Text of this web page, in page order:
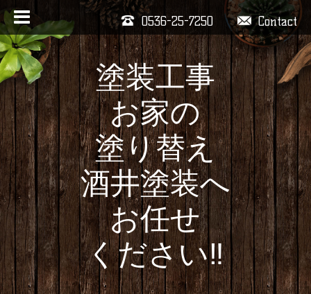
Contact
0536-25-7250
塗装工事
お家の
塗り替え
酒井塗装へ
お任せ
ください‼️